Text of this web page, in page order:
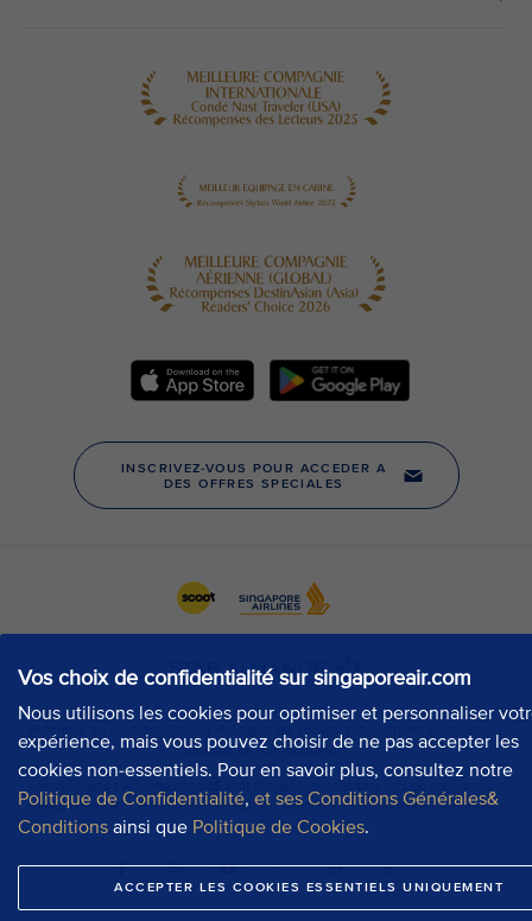
Vos choix de confidentialité sur singaporeair.com
Nous utilisons les cookies pour optimiser et personnaliser
expérience, mais vous pouvez choisir de ne pas accepter les
cookies non-essentiels. Pour en savoir plus, consultez notre
Politique de Confidentialité, et ses Conditions Générales&
Conditions ainsi que Politique de Cookies.
ACCEPTER LES COOKIES ESSENTIELS UNIQUEMENT